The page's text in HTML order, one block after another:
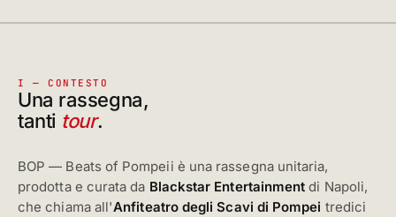
I — CONTESTO
Una rassegna,
tanti tour.
BOP — Beats of Pompeii è una rassegna unitaria,
prodotta e curata da Blackstar Entertainment di Napoli,
che chiama all'Anfiteatro degli Scavi di Pompei tredici